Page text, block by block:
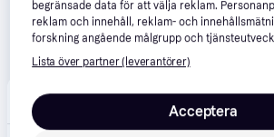
SOVA
begränsade data för att välja reklam.
reklam och innehåll, reklam- och
forskning angående målgrupp och
Lista över partner (leverantörer)
Acceptera